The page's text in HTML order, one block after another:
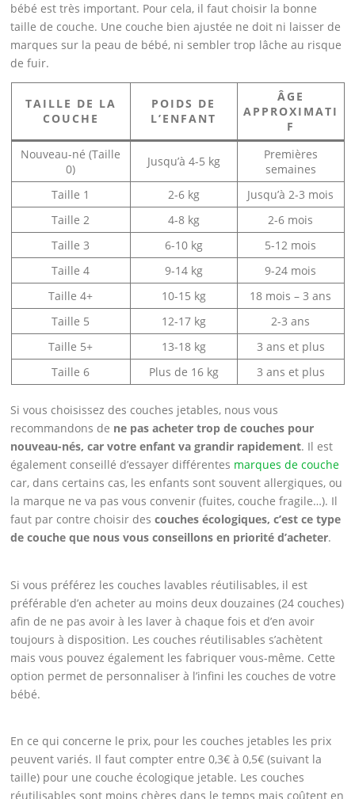
bébé est très important. Pour cela, il faut choisir la bonne
taille de couche. Une couche bien ajustée ne doit ni laisser de
marques sur la peau de bébé, ni sembler trop lâche au risque
de fuir.
TAILLE DE LA
COUCHE
POIDS DE
L’ENFANT
ÂGE
APPROXIMATI
F
Nouveau-né (Taille
0)
Jusqu’à 4-5 kg
Premières
semaines
Taille 1
2-6 kg
Jusqu’à 2-3 mois
Taille 2
4-8 kg
2-6 mois
Taille 3
6-10 kg
5-12 mois
Taille 4
9-14 kg
9-24 mois
Taille 4+
10-15 kg
18 mois – 3 ans
Taille 5
12-17 kg
2-3 ans
Taille 5+
13-18 kg
3 ans et plus
Taille 6
Plus de 16 kg 3 ans et plus
Si vous choisissez des couches jetables, nous vous
recommandons de ne pas acheter trop de couches pour
nouveau-nés, car votre enfant va grandir rapidement. Il est
également conseillé d’essayer différentes marques de couche
car, dans certains cas, les enfants sont souvent allergiques, ou
la marque ne va pas vous convenir (fuites, couche fragile…). Il
faut par contre choisir descouches écologiques, c’est ce type
de couche que nous vous conseillons en priorité d’acheter.
Si vous préférez les couches lavables réutilisables, il est
préférable d’en acheter au moins deux douzaines (24 couches)
afin de ne pas avoir à les laver à chaque fois et d’en avoir
toujours à disposition. Les couches réutilisables s’achètent
mais vous pouvez également les fabriquer vous-même. Cette
option permet de personnaliser à l’infini les couches de votre
bébé.
En ce qui concerne le prix, pour les couches jetables les prix
peuvent variés. Il faut compter entre 0,3€ à 0,5€ (suivant la
taille) pour une couche écologique jetable. Les couches
réutilisables sont moins chères dans le temps mais coûtent en